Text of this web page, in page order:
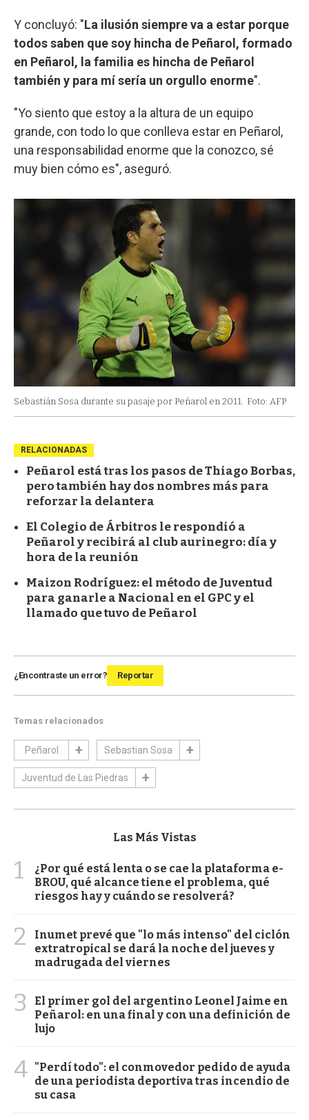
Y concluyó: "La ilusión siempre va a estar porque
todos saben que soy hincha de Peñarol, formado
en Peñarol, la familia es hincha de Peñarol
también y para mí sería un orgullo enorme".
"Yo siento que estoy a la altura de un equipo
grande, con todo lo que conlleva estar en Peñarol,
una responsabilidad enorme que la conozco, sé
muy bien cómo es", aseguró.
Sebastián Sosa durante su pasaje por Peñarol en 2011. Foto: AFP
RELACIONADAS
Peñarol está tras los pasos de Thiago Borbas,
pero también hay dos nombres más para
reforzar la delantera
El Colegio de Árbitros le respondió a
Peñarol y recibirá al club aurinegro: día y
hora de la reunión
Maizon Rodríguez: el método de Juventud
para ganarle a Nacional en el GPC y el
llamado que tuvo de Peñarol
¿Encontraste un error? Reportar
Temas relacionados
Peñarol Sebastian Sosa
Juventud de Las Piedras
Las Más Vistas
1
¿Por qué está lenta o se cae la plataforma e-
BROU, qué alcance tiene el problema, qué
riesgos hay y cuándo se resolverá?
2
Inumet prevé que "lo más intenso" del ciclón
extratropical se dará la noche del jueves y
madrugada del viernes
3
El primer gol del argentino Leonel Jaime en
Peñarol: en una final y con una definición de
lujo
4 "Perdí todo": el conmovedor pedido de ayuda
de una periodista deportiva tras incendio de
su casa